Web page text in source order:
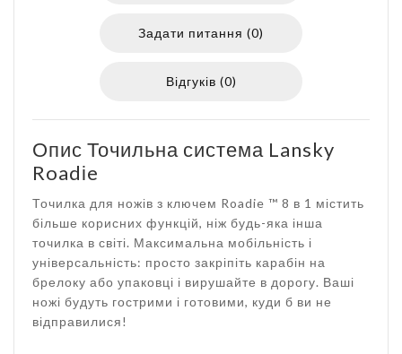
Задати питання (0)
Відгуків (0)
Опис Точильна система Lansky
Roadіe
Точилка для ножів з ключем Roadie ™ 8 в 1 містить
більше корисних функцій, ніж будь-яка інша
точилка в світі. Максимальна мобільність і
універсальність: просто закріпіть карабін на
брелоку або упаковці і вирушайте в дорогу. Ваші
ножі будуть гострими і готовими, куди б ви не
відправилися!